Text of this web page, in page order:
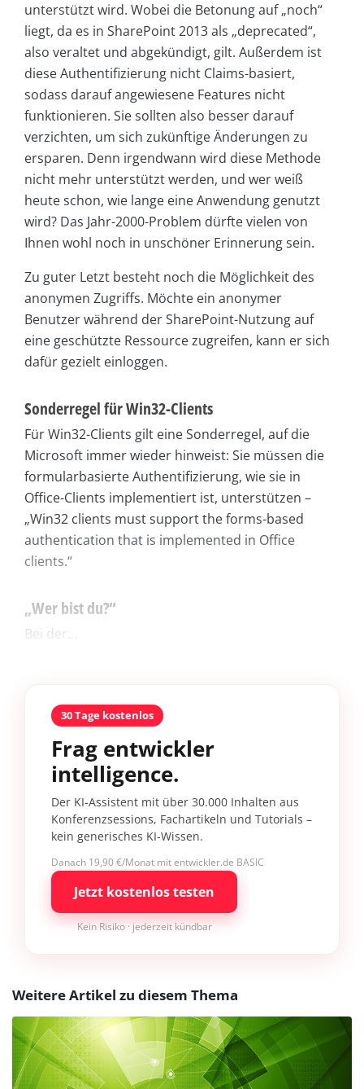
unterstützt wird. Wobei die Betonung auf „noch“
liegt, da es in SharePoint 2013 als „deprecated“,
also veraltet und abgekündigt, gilt. Außerdem ist
diese Authentifizierung nicht Claims-basiert,
sodass darauf angewiesene Features nicht
funktionieren. Sie sollten also besser darauf
verzichten, um sich zukünftige Änderungen zu
ersparen. Denn irgendwann wird diese Methode
nicht mehr unterstützt werden, und wer weiß
heute schon, wie lange eine Anwendung genutzt
wird? Das Jahr-2000-Problem dürfte vielen von
Ihnen wohl noch in unschöner Erinnerung sein.
Zu guter Letzt besteht noch die Möglichkeit des
anonymen Zugriffs. Möchte ein anonymer
Benutzer während der SharePoint-Nutzung auf
eine geschützte Ressource zugreifen, kann er sich
dafür gezielt einloggen.
Sonderregel für Win32-Clients
Für Win32-Clients gilt eine Sonderregel, auf die
Microsoft immer wieder hinweist: Sie müssen die
formularbasierte Authentifizierung, wie sie in
Office-Clients implementiert ist, unterstützen –
„Win32 clients must support the forms-based
authentication that is implemented in Office
clients.“
„Wer bist du?“
Bei der...
30 Tage kostenlos
Frag entwickler
intelligence.
Der KI-Assistent mit über 30.000 Inhalten aus
Konferenzsessions, Fachartikeln und Tutorials –
kein generisches KI-Wissen.
Danach 19,90 €/Monat mit entwickler.de BASIC
Jetzt kostenlos testen
Kein Risiko · jederzeit kündbar
Weitere Artikel zu diesem Thema